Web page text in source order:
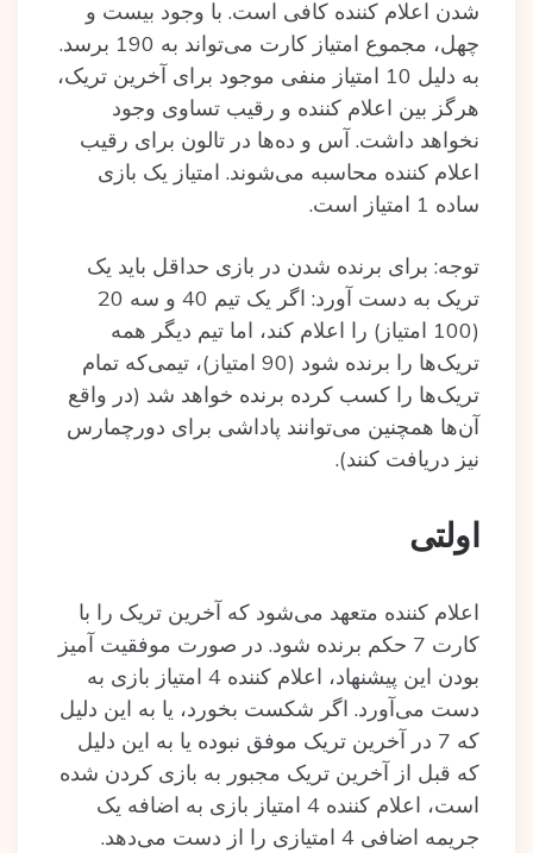
شدن اعلام کننده کافی است. با وجود بیست و
چهل، مجموع امتیاز کارت می‌تواند به 190 برسد.
به دلیل 10 امتیاز منفی موجود برای آخرین تریک،
هرگز بین اعلام کننده و رقیب تساوی وجود
نخواهد داشت. آس و ده‌ها در تالون برای رقیب
اعلام کننده محاسبه می‌شوند. امتیاز یک بازی
ساده 1 امتیاز است.
توجه: برای برنده شدن در بازی حداقل باید یک
تریک به دست آورد: اگر یک تیم 40 و سه 20
(100 امتیاز) را اعلام کند، اما تیم دیگر همه
تریک‌ها را برنده شود (90 امتیاز)، تیمی‌که تمام
تریک‌ها را کسب کرده برنده خواهد ‌شد (در واقع
آن‌ها همچنین می‌توانند پاداشی برای دورچمارس
نیز دریافت کنند).
اولتی
اعلام کننده متعهد می‌شود که آخرین تریک را با
کارت 7 حکم برنده شود. در صورت موفقیت آمیز
بودن این پیشنهاد، اعلام کننده 4 امتیاز بازی به
دست می‌آورد. اگر شکست بخورد، یا به این دلیل
که 7 در آخرین تریک موفق نبوده یا به این دلیل
که قبل از آخرین تریک مجبور به بازی کردن شده
است، اعلام کننده 4 امتیاز بازی به اضافه یک
جریمه اضافی 4 امتیازی را از دست می‌دهد.